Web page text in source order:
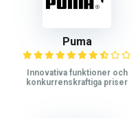
Puma
Innovativa funktioner och
konkurrenskraftiga priser